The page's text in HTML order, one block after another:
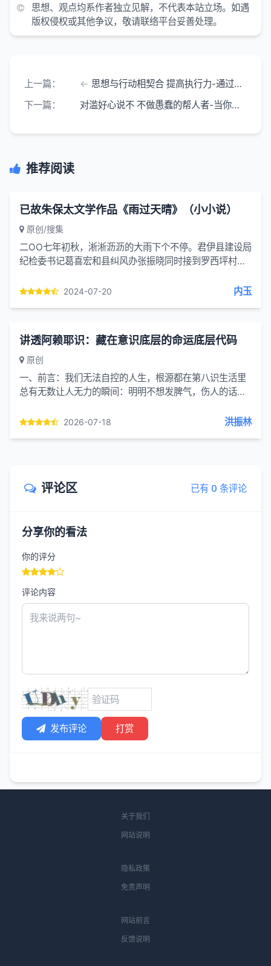
思想、观点均系作者独立见解，不代表本站立场。如遇
版权侵权或其他争议，敬请联络平台妥善处理。
上一篇：
思想与行动相契合 提高执行力-通过正确的行动 你就能获取将要来到你身边
下一篇：
对滥好心说不 不做愚蠢的帮人者-当你的朋友需要帮助的时候
推荐阅读
已故朱保太文学作品《雨过天晴》（小小说）
原创/搜集
二OO七年初秋，淅淅沥沥的大雨下个不停。君伊县建设局
纪检委书记葛喜宏和县纠风办张振晓同时接到罗西坪村群
2024-07-20 内玉
讲透阿赖耶识：藏在意识底层的命运底层代码
原创
一、前言：我们无法自控的人生，根源都在第八识生活里
总有无数让人无力的瞬间：明明不想发脾气，伤人的话脱
身，依旧控制...2026-07-18 洪振林
评论区 已有 0 条评论
分享你的看法
你的评分
评论内容
发布评论 打赏
关于我们
网站说明
隐私政策
免责声明
网站前言
反馈说明